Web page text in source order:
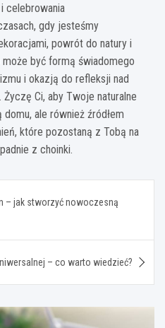
celebrowania
gdy jesteśmy
powrót do natury i
być formą świadomego
i okazją do refleksji nad
Ci, aby Twoje naturalne
ale również źródłem
które pozostaną z Tobą na
z choinki.
– jak stworzyć nowoczesną
– co warto wiedzieć?